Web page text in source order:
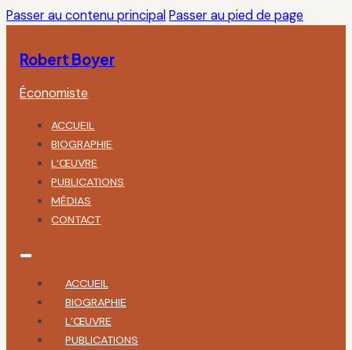
Passer au contenu principal Passer au pied de page
Robert Boyer
Économiste
ACCUEIL
BIOGRAPHIE
L’ŒUVRE
PUBLICATIONS
MÉDIAS
CONTACT
ACCUEIL
BIOGRAPHIE
L’ŒUVRE
PUBLICATIONS